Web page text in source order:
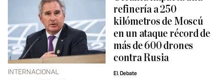
INTERNACIONAL
refinería a 250
kilómetros de Moscú
en un ataque récord de
más de 600 drones
contra Rusia
El Debate